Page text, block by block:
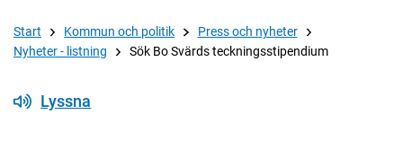
Start Kommun och politik
Press och nyheter
Nyheter - listning
Sök Bo Svärds teckningsstipendium
Lyssna